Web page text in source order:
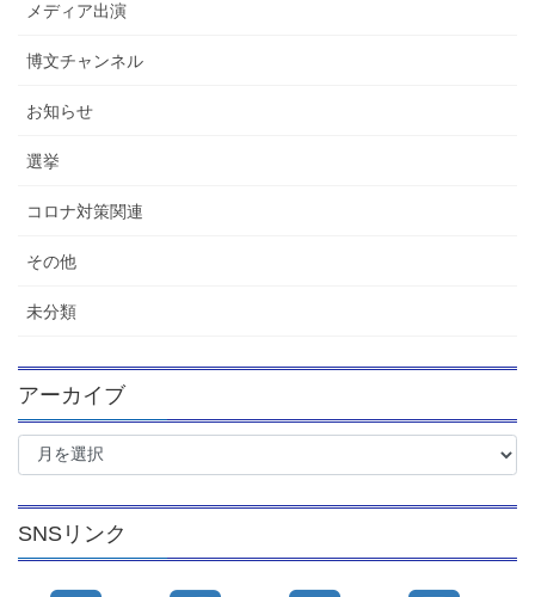
メディア出演
博文チャンネル
お知らせ
選挙
コロナ対策関連
その他
未分類
アーカイブ
ア
イ
ブ
SNSリンク